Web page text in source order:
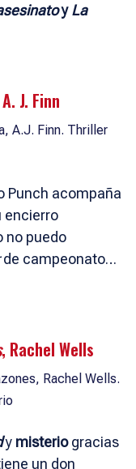
yLa
J. Finn
Punch acompaña
encierro
no puedo
de campeonato…
, Rachel Wells
y misteriogracias
un don